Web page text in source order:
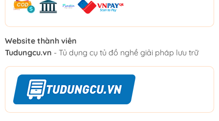
Website thành viên
Tudungcu.vn - Tủ dụng cụ tủ đồ nghề giải pháp lưu trữ